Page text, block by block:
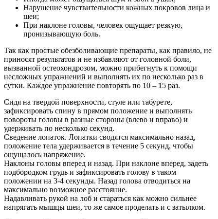
Нарушение чувствительности кожных покровов лица и
шеи;
При наклоне головы, человек ощущает резкую,
пронизывающую боль.
Так как простые обезболивающие препараты, как правило, не
приносят результатов и не избавляют от головной боли,
вызванной остеохондрозом, можно прибегнуть к помощи
несложных упражнений и выполнять их по несколько раз в
сутки. Каждое упражнение повторять по 10 – 15 раз.
Сидя на твердой поверхности, стуле или табурете,
зафиксировать спину в прямом положение и выполнять
повороты головы в разные стороны (влево и вправо) и
удерживать по несколько секунд.
Сведение лопаток. Лопатки сводятся максимально назад,
положение тела удерживается в течение 5 секунд, чтобы
ощущалось напряжение.
Наклоны головы вперед и назад. При наклоне вперед, задеть
подбородком грудь и зафиксировать голову в таком
положении на 3-4 секунды. Назад голова отводиться на
максимально возможное расстояние.
Надавливать рукой на лоб и стараться как можно сильнее
напрягать мышцы шеи, то же самое проделать и с затылком.